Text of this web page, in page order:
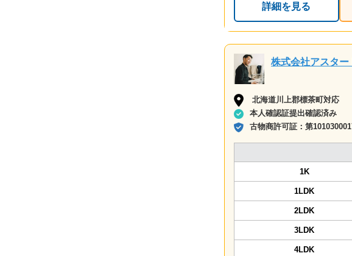
詳細を見る
株式会社アスター
北海道川上郡標茶町対応
本人確認証提出確認済み
古物商許可証： 第
1K
1LDK
2LDK
3LDK
4LDK